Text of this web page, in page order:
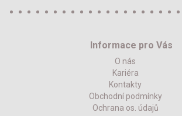
Informace pro Vás
O nás
Kariéra
Kontakty
Obchodní podmínky
Ochrana os. údajů